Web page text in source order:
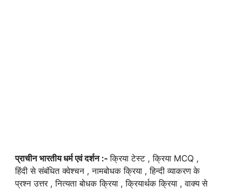
प्राचीन भारतीय धर्म एवं दर्शन :-क्रिया टेस्ट , क्रिया MCQ ,
हिंदी से संबंधित क्वेश्चन , नामबोधक क्रिया , हिन्दी व्याकरण के
प्रश्न उत्तर , नित्यता बोधक क्रिया , क्रियार्थक क्रिया , वाक्य से